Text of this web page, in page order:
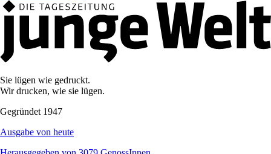
Sie lügen wie gedruckt.
Wir drucken, wie sie lügen.
Gegründet 1947
Ausgabe von heute